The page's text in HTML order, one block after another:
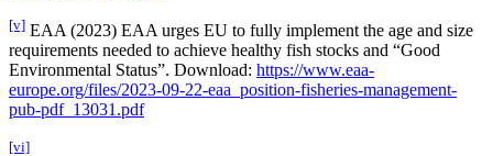
[v] EAA (2023) EAA urges EU to fully implement the age and size
requirements needed to achieve healthy fish stocks and “Good
Environmental Status”. Download: https://www.eaa-
europe.org/files/2023-09-22-eaa_position-fisheries-management-
pub-pdf_13031.pdf
[vi]